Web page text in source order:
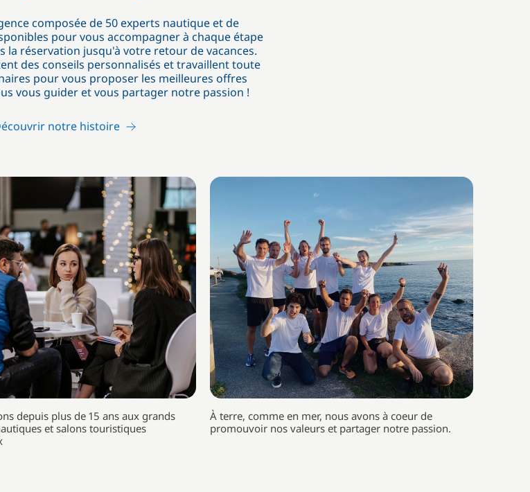
composée de 50 experts nautique et de
pour vous accompagner à chaque étape
la réservation jusqu'à votre retour de vacances.
des conseils personnalisés et travaillent toute
pour vous proposer les meilleures offres
vous guider et vous partager notre passion !
notre histoire
depuis plus de 15 ans aux grands
et salons touristiques
À terre, comme en mer, nous avons à coeur de
promouvoir nos valeurs et partager notre passion.